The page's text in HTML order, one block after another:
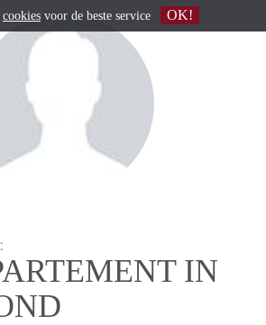
IN
cookies voor de beste service OK!